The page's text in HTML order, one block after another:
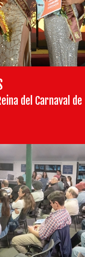
del Carnaval